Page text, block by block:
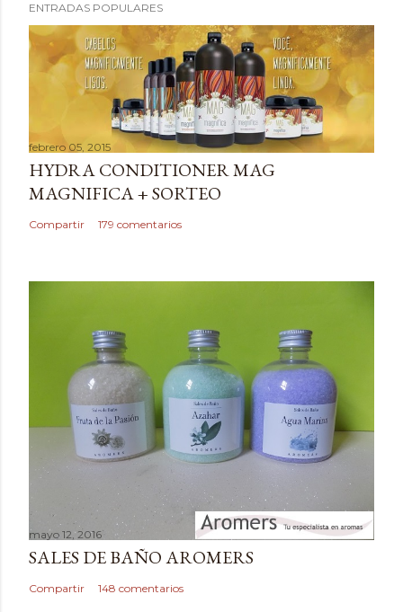
u
b
a
r
u
n
c
o
ENTRADAS POPULARES
febrero 05, 2015
HYDRA CONDITIONER MAG
MAGNIFICA + SORTEO
Compartir 179 comentarios
mayo 12, 2016
SALES DE BAÑO AROMERS
Compartir 148 comentarios